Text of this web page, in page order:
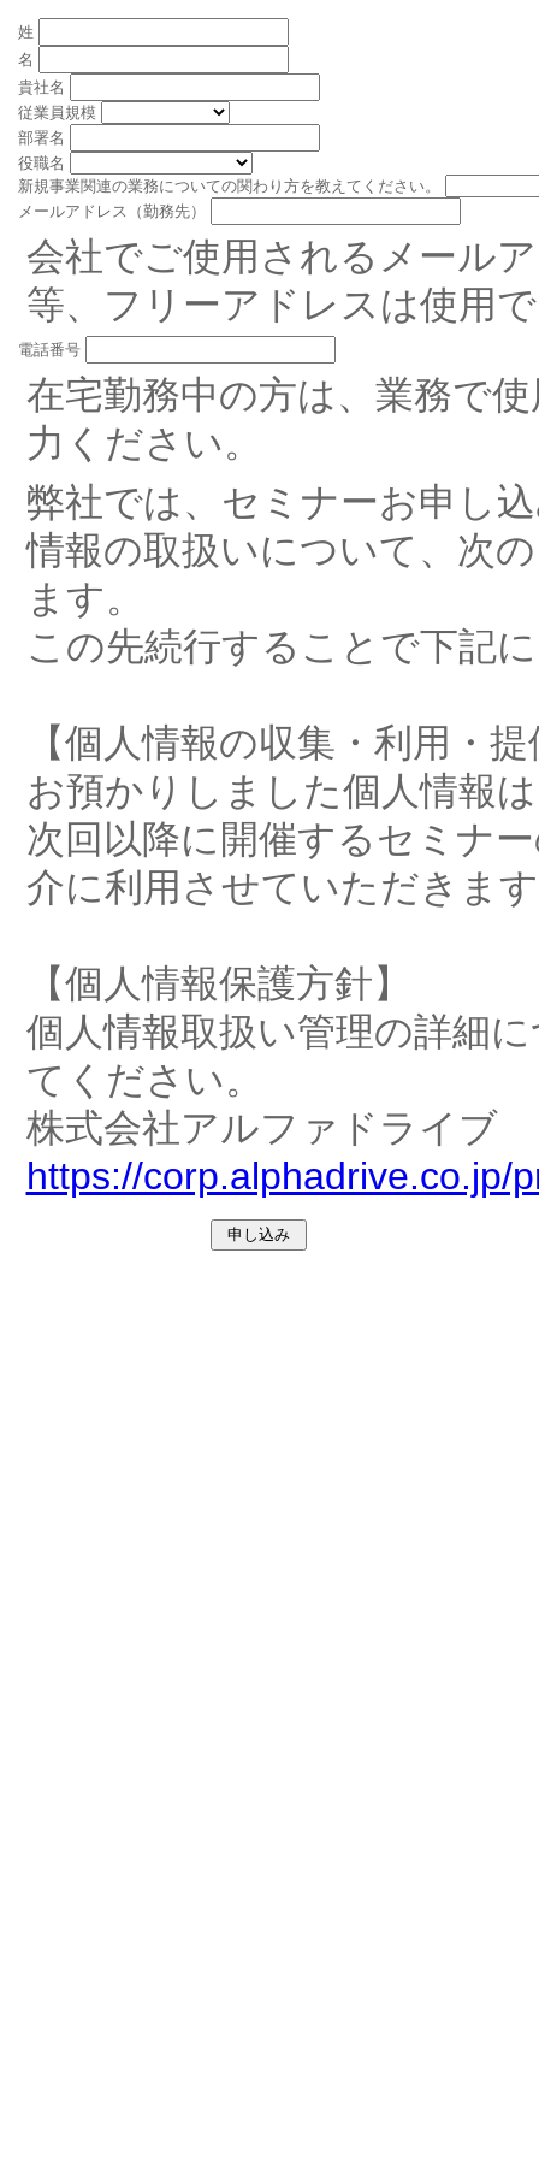
姓
名
貴社名
従業員規模
部署名
役職名
新規事業関連の業務についての関わり方を教えてください。
メールアドレス（勤務先）
会社でご使用されるメール
等、フリーアドレスは使用
電話番号
在宅勤務中の方は、業務で
力ください。
弊社では、セミナーお申し
情報の取扱いについて、次
ます。
この先続行することで下記
【個人情報の収集・利用・
お預かりしました個人情報
次回以降に開催するセミナ
介に利用させていただきま
【個人情報保護方針】
個人情報取扱い管理の詳細
てください。
株式会社アルファドライブ
https://corp.alphadrive.co.jp/